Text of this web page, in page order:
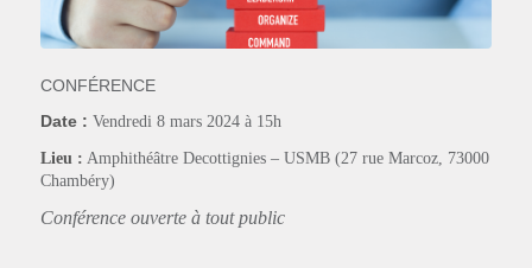
CONFÉRENCE
Date : Vendredi 8 mars 2024 à 15h
Lieu : Amphithéâtre Decottignies – USMB (27 rue Marcoz, 73000
Chambéry)
Conférence ouverte à tout public